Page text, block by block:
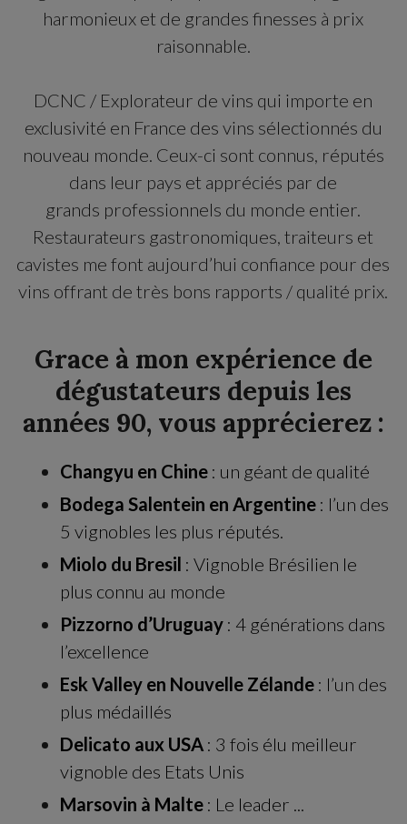
harmonieux et de grandes finesses à prix
raisonnable.
DCNC / Explorateur de vins qui importe en
exclusivité en France des vins sélectionnés du
nouveau monde. Ceux-ci sont connus, réputés
dans leur pays et appréciés par de
grands professionnels du monde entier.
Restaurateurs gastronomiques, traiteurs et
cavistes me font aujourd’hui confiance pour des
vins offrant de très bons rapports / qualité prix.
Grace à mon expérience de
dégustateurs depuis les
années 90, vous apprécierez :
Changyu en Chine : un géant de qualité
Bodega Salentein en Argentine : l’un des
5 vignobles les plus réputés.
Miolo du Bresil : Vignoble Brésilien le
plus connu au monde
Pizzorno d’Uruguay : 4 générations dans
l’excellence
Esk Valley en Nouvelle Zélande : l’un des
plus médaillés
Delicato aux USA : 3 fois élu meilleur
vignoble des Etats Unis
Marsovin à Malte : Le leader ...